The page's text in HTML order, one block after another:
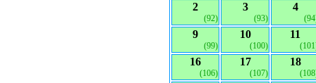
2
(92)
3
(93)
4
9
(99)
10
(100)
11
16
(106)
17
(107)
18